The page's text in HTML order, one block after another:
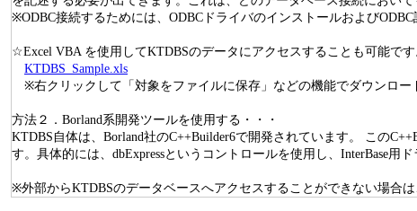
※ODBC接続するためには、ODBCドライバのインストールおよび
☆Excel VBA を使用してKTDBSのデータにアクセスすることも可能で
KTDBS_Sample.xls
※右クリックして「対象をファイルに保存」などの機能でダウンロー
方法２．Borland系開発ツールを使用する・・・
KTDBS自体は、Borland社のC++Builder6で開発されています。 この
す。具体的には、dbExpressというコントロールを使用し、InterBase用
※外部からKTDBSのデータベースへアクセスすることができない場合は